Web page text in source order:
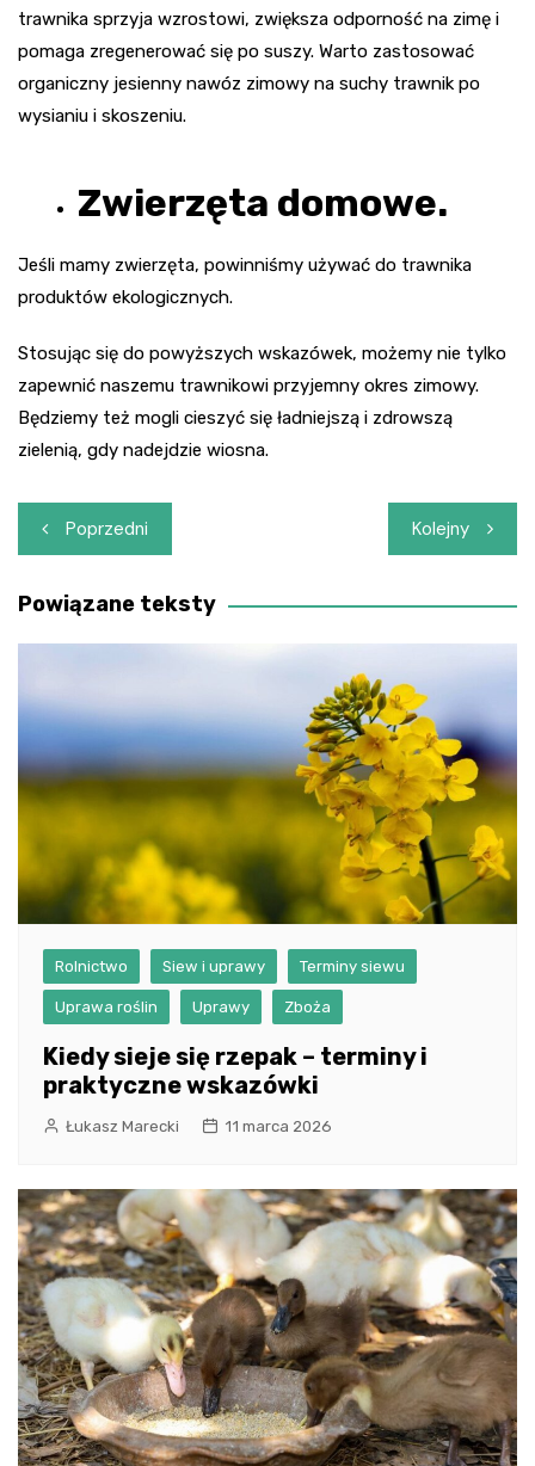
trawnika sprzyja wzrostowi, zwiększa odporność na zimę i
pomaga zregenerować się po suszy. Warto zastosować
organiczny jesienny nawóz zimowy na suchy trawnik po
wysianiu i skoszeniu.
Zwierzęta domowe.
Jeśli mamy zwierzęta, powinniśmy używać do trawnika
produktów ekologicznych.
Stosując się do powyższych wskazówek, możemy nie tylko
zapewnić naszemu trawnikowi przyjemny okres zimowy.
Będziemy też mogli cieszyć się ładniejszą i zdrowszą
zielenią, gdy nadejdzie wiosna.
Nawigacja
wpisu
Poprzedni Kolejny
Powiązane teksty
Rolnictwo Siew i uprawy Terminy siewu
Uprawa roślin Uprawy Zboża
Kiedy sieje się rzepak – terminy i
praktyczne wskazówki
Łukasz Marecki 11 marca 2026